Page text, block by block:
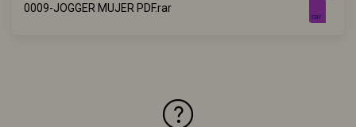
0009-JOGGER MUJER PDF.rar
rar